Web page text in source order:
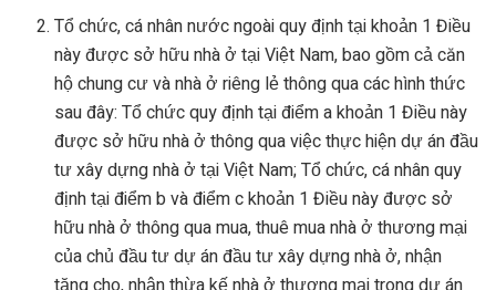
Tổ chức, cá nhân nước ngoài quy định tại khoản 1 Điều
này được sở hữu nhà ở tại Việt Nam, bao gồm cả căn
hộ chung cư và nhà ở riêng lẻ thông qua các hình thức
sau đây: Tổ chức quy định tại điểm a khoản 1 Điều này
được sở hữu nhà ở thông qua việc thực hiện dự án đầu
tư xây dựng nhà ở tại Việt Nam; Tổ chức, cá nhân quy
định tại điểm b và điểm c khoản 1 Điều này được sở
hữu nhà ở thông qua mua, thuê mua nhà ở thương mại
của chủ đầu tư dự án đầu tư xây dựng nhà ở, nhận